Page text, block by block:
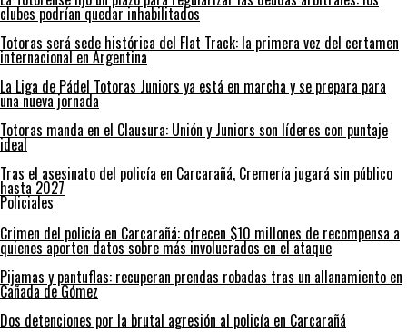
clubes podrían quedar inhabilitados
Totoras será sede histórica del Flat Track: la primera vez del certamen
internacional en Argentina
La Liga de Pádel Totoras Juniors ya está en marcha y se prepara para
una nueva jornada
Totoras manda en el Clausura: Unión y Juniors son líderes con puntaje
ideal
Tras el asesinato del policía en Carcarañá, Cremería jugará sin público
hasta 2027
Policiales
Crimen del policía en Carcarañá: ofrecen $10 millones de recompensa a
quienes aporten datos sobre más involucrados en el ataque
Pijamas y pantuflas: recuperan prendas robadas tras un allanamiento en
Cañada de Gómez
Dos detenciones por la brutal agresión al policía en Carcarañá